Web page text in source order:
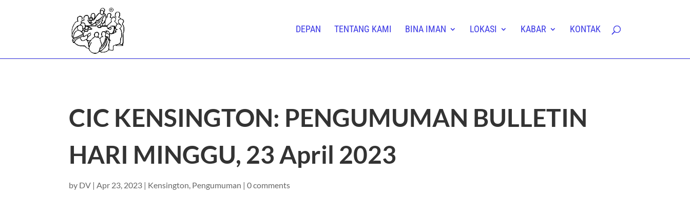
DEPAN TENTANG KAMI BINA IMAN LOKASI KABAR KONTAK
CIC KENSINGTON: PENGUMUMAN BULLETIN
HARI MINGGU, 23 April 2023
by DV | Apr 23, 2023 | Kensington Pengumuman |0 comments